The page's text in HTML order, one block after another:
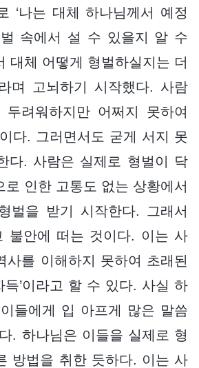
‘나는 대체 하나님께서 예정
속에서 설 수 있을지 알 수
대체 어떻게 형벌하실지는 더
며 고뇌하기 시작했다. 사람
려워하지만 어쩌지 못하여
이다. 그러면서도 굳게 서지 못
다. 사람은 실제로 형벌이 닥
로 인한 고통도 없는 상황에서
벌을 받기 시작한다. 그래서
불안에 떠는 것이다. 이는 사
사를 이해하지 못하여 초래된
득’이라고 할 수 있다. 사실 하
들에게 입 아프게 많은 말씀
. 하나님은 이들을 실제로 형
방법을 취한 듯하다. 이는 사